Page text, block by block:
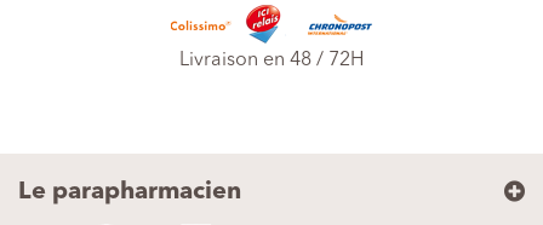
Livraison en 48 / 72H
Le parapharmacien